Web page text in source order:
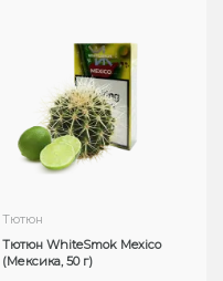
Тютюн
Тютюн WhiteSmok Mexico
(Мексика, 50 г)